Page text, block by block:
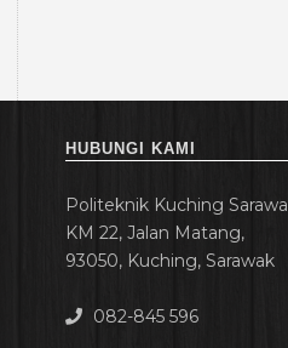
HUBUNGI KAMI
Politeknik Kuching
KM 22, Jalan Matang,
93050, Kuching, Sarawak
082-845 596